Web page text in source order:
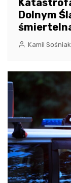
Dolnym
Kamil Sośniak